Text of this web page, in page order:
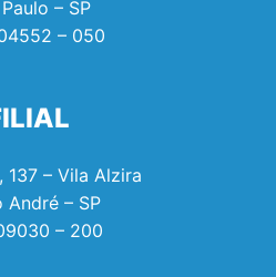
– SP
– 050
137 – Vila Alzira
André – SP
– 200